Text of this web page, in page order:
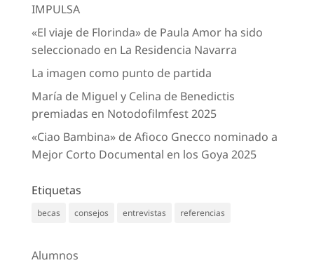
IMPULSA
«El viaje de Florinda» de Paula Amor ha sido
seleccionado en La Residencia Navarra
La imagen como punto de partida
María de Miguel y Celina de Benedictis
premiadas en Notodofilmfest 2025
«Ciao Bambina» de Afioco Gnecco nominado a
Mejor Corto Documental en los Goya 2025
Etiquetas
becas consejos entrevistas referencias
Alumnos